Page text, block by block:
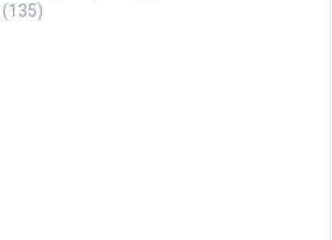
(135)